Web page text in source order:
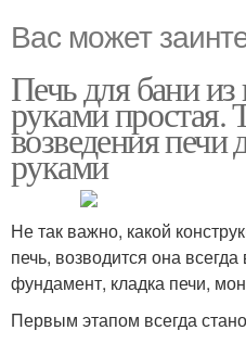
Вас может
Печь для бани
руками простая.
возведения печи
руками
Не так важно, какой
печь, возводится она
фундамент, кладка печи,
Первым этапом всегда